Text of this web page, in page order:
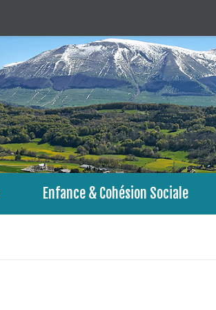
Enfance & Cohésion Sociale